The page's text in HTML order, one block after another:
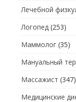
Лечебной
Логопед (253)
Маммолог (35)
Мануальный
Массажист (347)
Медицинские